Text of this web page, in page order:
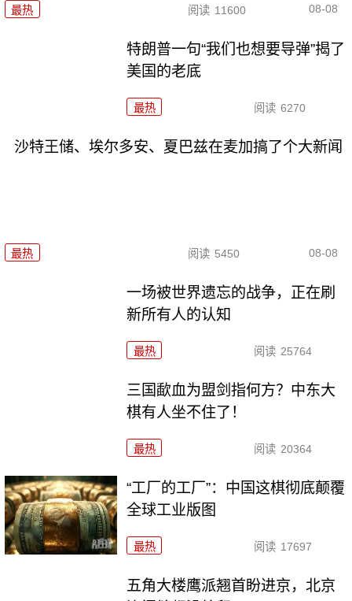
最热 阅读 11600 08-08
特朗普一句“我们也想要导弹”揭了
美国的老底
最热 阅读 6270
沙特王储、埃尔多安、夏巴兹在麦加搞了个大新闻
最热 阅读 5450 08-08
一场被世界遗忘的战争，正在刷
新所有人的认知
最热 阅读 25764
三国歃血为盟剑指何方？中东大
棋有人坐不住了！
最热 阅读 20364
“工厂的工厂”：中国这棋彻底颠覆
全球工业版图
最热 阅读 17697
五角大楼鹰派翘首盼进京，北京